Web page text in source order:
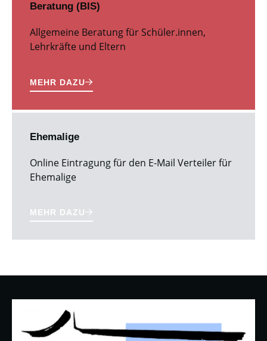
Beratung (BIS)
Allgemeine Beratung für Schüler.innen,
Lehrkräfte und Eltern
MEHR DAZU
Ehemalige
Online Eintragung für den E-Mail Verteiler für
Ehemalige
MEHR DAZU